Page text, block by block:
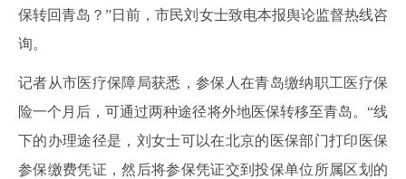
保转回青岛？”日前，市民刘女士致电本报舆论监督热线咨
询。
记者从市医疗保障局获悉，参保人在青岛缴纳职工医疗保
险一个月后，可通过两种途径将外地医保转移至青岛。 “线
下的办理途径是，刘女士可以在北京的医保部门打印医保
参保缴费凭证，然后将参保凭证交到投保单位所属区划的